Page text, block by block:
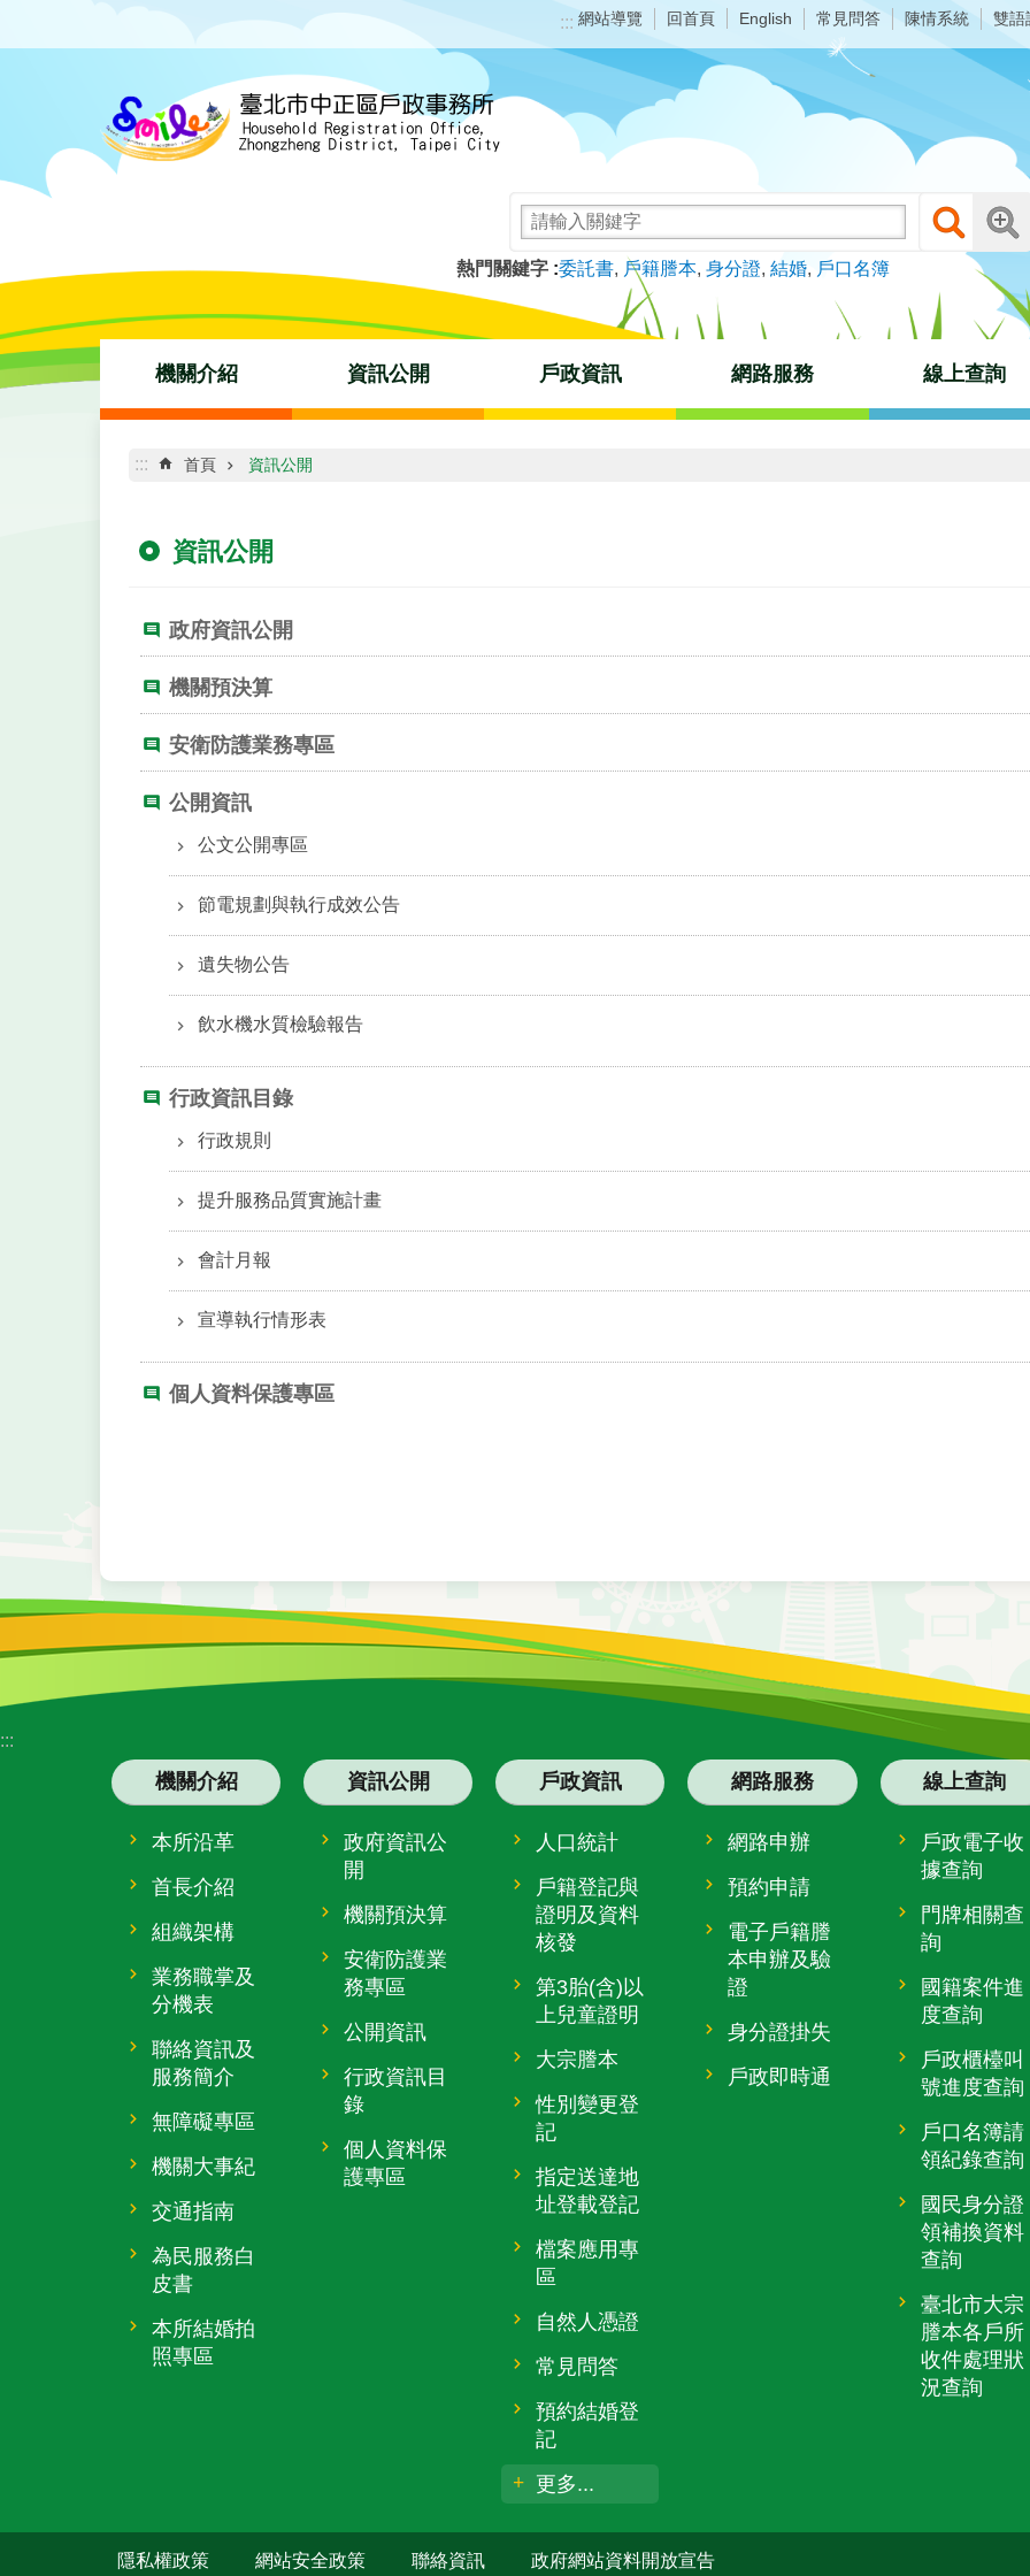
::: 網站導覽 回首頁 English 常見問答 陳情系統 雙語
熱門關鍵字 委託書 戶籍謄本 身分證 結婚 戶口名簿
機關介紹 資訊公開 戶政資訊 網路服務 線上查詢
::: 首頁 資訊公開
資訊公開
政府資訊公開
機關預決算
安衛防護業務專區
公開資訊
公文公開專區
節電規劃與執行成效公告
遺失物公告
飲水機水質檢驗報告
行政資訊目錄
行政規則
提升服務品質實施計畫
會計月報
宣導執行情形表
個人資料保護專區
:::
機關介紹
本所沿革
首長介紹
組織架構
業務職掌及
分機表
聯絡資訊及
服務簡介
無障礙專區
機關大事紀
交通指南
為民服務白
皮書
本所結婚拍
照專區
資訊公開
政府資訊公
開
機關預決算
安衛防護業
務專區
公開資訊
行政資訊目
錄
個人資料保
護專區
戶政資訊
人口統計
戶籍登記與
證明及資料
核發
第3胎(含)以
上兒童證明
大宗謄本
性別變更登
記
指定送達地
址登載登記
檔案應用專
區
自然人憑證
常見問答
預約結婚登
記
更多...
網路服務
網路申辦
預約申請
電子戶籍謄
本申辦及驗
證
身分證掛失
戶政即時通
線上查詢
戶政電子收
據查詢
門牌相關查
詢
國籍案件進
度查詢
戶政櫃檯叫
號進度查詢
戶口名簿請
領紀錄查詢
國民身分證
領補換資料
查詢
臺北市大宗
謄本各戶所
收件處理狀
況查詢
隱私權政策 網站安全政策 聯絡資訊 政府網站資料開放宣告